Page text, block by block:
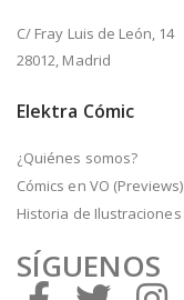
C/ Fray Luis de León, 14
28012, Madrid
Elektra Cómic
¿Quiénes somos?
Cómics en VO (Previews)
Historia de Ilustraciones
SÍGUENOS